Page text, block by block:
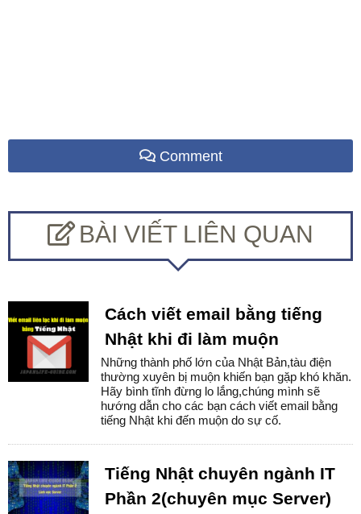
Comment
BÀI VIẾT LIÊN QUAN
Cách viết email bằng tiếng
Nhật khi đi làm muộn
Những thành phố lớn của Nhật Bản,tàu điện
thường xuyên bị muộn khiến bạn gặp khó khăn.
Hãy bình tĩnh đừng lo lắng,chúng mình sẽ
hướng dẫn cho các bạn cách viết email bằng
tiếng Nhật khi đến muộn do sự cố.
Tiếng Nhật chuyên ngành IT
Phần 2(chuyên mục Server)